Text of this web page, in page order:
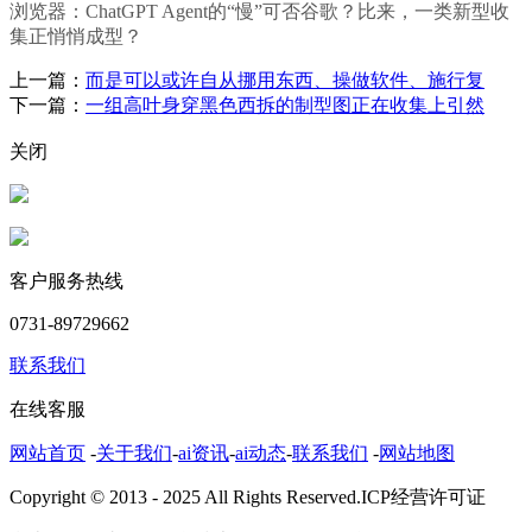
浏览器：ChatGPT Agent的“慢”可否谷歌？比来，一类新型收
集正悄悄成型？
上一篇： 而是可以或许自从挪用东西、操做软件、施行复
下一篇： 一组高叶身穿黑色西拆的制型图正在收集上引然
关闭
客户服务热线
0731-89729662
联系我们
在线客服
网站首页 -关于我们-ai资讯-ai动态-联系我们 -网站地图
Copyright © 2013 - 2025 All Rights Reserved.ICP经营许可证